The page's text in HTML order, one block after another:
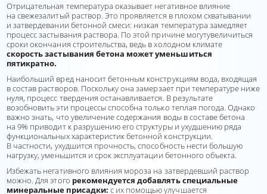
Отрицательная температура оказывает негативное влияние
на свежезалитый раствор. Это проявляется в плохом схватывании
и затвердевании бетонной смеси: низкая температура замедляет
процесс застывания раствора. По этой причине могутувеличиться
сроки окончания строительства, ведь в холодном климате
скорость застывания бетона может уменьшиться
пятикратно.
Наибольший вред наносит бетонным конструкциям вода, входящая
в состав растворов. Поскольку она замерзает при температуре ниже
нуля, процесс твердения останавливается. В результате
возобновить эти процессы способна только теплая погода. Однако
важно знать, что увеличение содержания воды в составе бетона
на 9% приводит к разрушению его структуры и ухудшению ряда
функциональных характеристик бетонной конструкции.
В частности, ухудшится прочность, способность нести большую
нагрузку, уменьшится и срок эксплуатации бетонного объекта.
Избежать негативного влияния мороза на затвердевший раствор
можно. Для этого рекомендуется добавлять специальные
минеральные присадки: с их помощью улучшается